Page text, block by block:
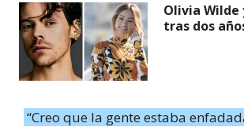
Olivia Wilde
tras dos
“Creo que la gente estaba